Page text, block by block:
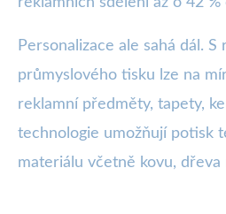
Personalizace ale sahá dál. S
průmyslového tisku lze na
reklamní předměty, tapety,
technologie umožňují potisk
materiálu včetně kovu, dřeva